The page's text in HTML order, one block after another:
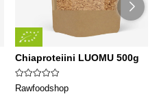
Chiaproteiini LUOMU 500g
Rawfoodshop